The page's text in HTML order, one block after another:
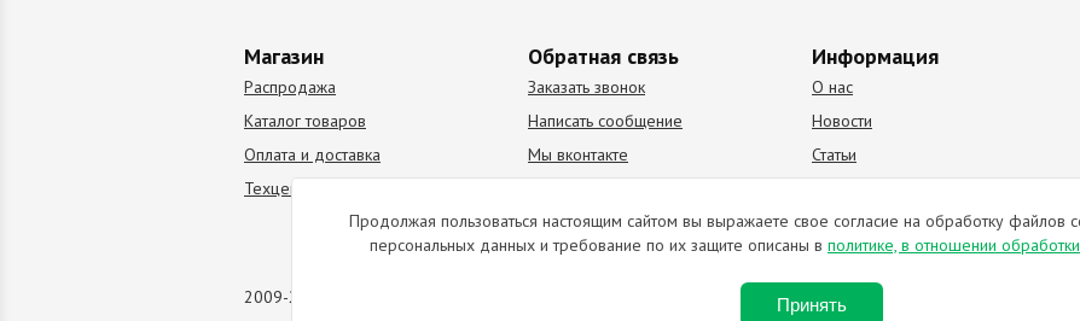
Магазин
Распродажа
Каталог товаров
Оплата и доставка
Техцентр
Обратная связь
Заказать звонок
Написать сообщение
Мы вконтакте
Информация
О нас
Новости
Статьи
2009-2026 © Все права защищены. Копирование материалов запрещено. Отправляя любую форму на сайте, вы
Продолжая пользоваться настоящим сайтом вы выражаете свое согласие на обработку файлов
персональных данных и требование по их защите описаны в политике, в отношении
Принять